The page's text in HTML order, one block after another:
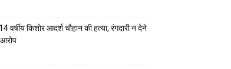
वर्षीय किशोर आदर्श चौहान की हत्या, रंगदारी न देने